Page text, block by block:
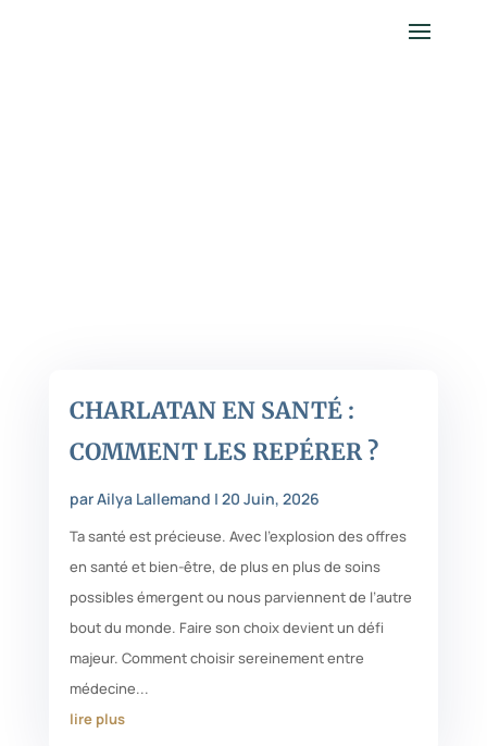
CHARLATAN EN SANTÉ :
COMMENT LES REPÉRER ?
parAilya Lallemand | 20 Juin, 2026
Ta santé est précieuse. Avec l'explosion des offres
en santé et bien-être, de plus en plus de soins
possibles émergent ou nous parviennent de l’autre
bout du monde. Faire son choix devient un défi
majeur. Comment choisir sereinement entre
médecine...
lire plus